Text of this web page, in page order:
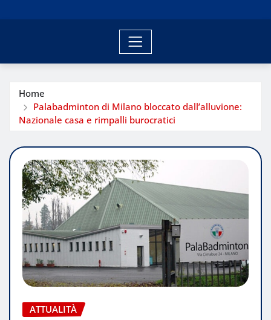
Home
Palabadminton di Milano bloccato dall’alluvione:
Nazionale casa e rimpalli burocratici
ATTUALITÀ